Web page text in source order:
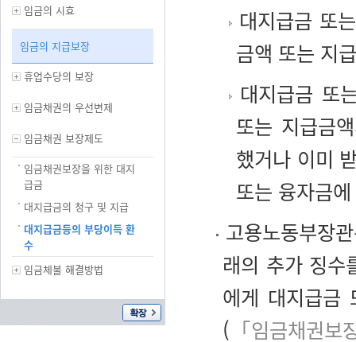
임금의 시효
임금의 지급보장
휴업수당의 보장
임금채권의 우선변제
임금채권 보장제도
임금채권보장을 위한 대지
급금
대지급금의 청구 및 지급
대지급금등의 부당이득 환
수
임금체불 해결방법
대지급금 또
금액 또는 지
대지급금 또
또는 지급금
했거나 이미
또는 융자금
고용노동부장
래의 추가 징수
에게 대지급금
( 「임금채권